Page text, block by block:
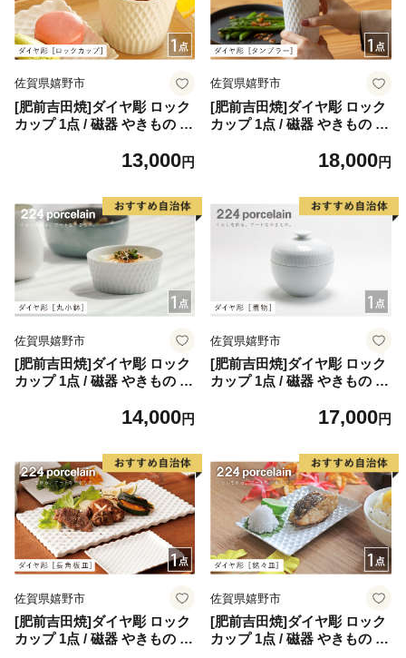
佐賀県嬉野市
[肥前吉田焼]ダイヤ彫 ロック
カップ 1点 / 磁器 やきもの う
【224】 [NAU089]13,000円
佐賀県嬉野市
[肥前吉田焼]ダイヤ彫 ロック
カップ 1点 / 磁器 やきもの う
【224】 [NAU096]18,000円
佐賀県嬉野市
[肥前吉田焼]ダイヤ彫 ロック
カップ 1点 / 磁器 やきもの う
【224】 [NAU112]14,000円
佐賀県嬉野市
[肥前吉田焼]ダイヤ彫 ロック
カップ 1点 / 磁器 やきもの う
【224】 [NAU113]17,000円
佐賀県嬉野市
[肥前吉田焼]ダイヤ彫 ロック
カップ 1点 / 磁器 やきもの う
佐賀県嬉野市
[肥前吉田焼]ダイヤ彫 ロック
カップ 1点 / 磁器 やきもの う